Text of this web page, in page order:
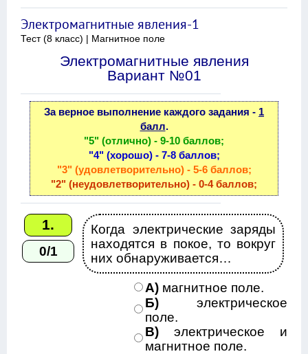
Электромагнитные явления-1
Тест (8 класс) | Магнитное поле
Электромагнитные явления
Вариант №01
За верное выполнение каждого задания - 1
балл.
"5" (отлично) - 9-10 баллов;
"4" (хорошо) - 7-8 баллов;
"3" (удовлетворительно) - 5-6 баллов;
"2" (неудовлетворительно) - 0-4 баллов;
1.
0/1
Когда электрические заряды
находятся в покое, то вокруг
них обнаруживается…
А) магнитное поле.
Б) электрическое
поле.
В) электрическое и
магнитное поле.